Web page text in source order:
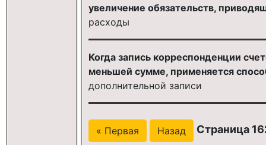
увеличение обязательств,
расходы
Когда запись корреспонденции
меньшей сумме, применяется
дополнительной записи
« Первая Назад Страница